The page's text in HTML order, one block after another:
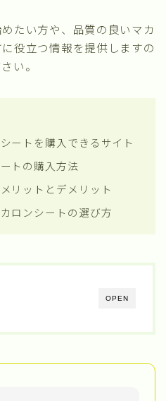
たい方や、品質の良いマカ
役立つ情報を提供しますの
い。
ートを購入できるサイト
トの購入方法
リットとデメリット
ロンシートの選び方
OPEN